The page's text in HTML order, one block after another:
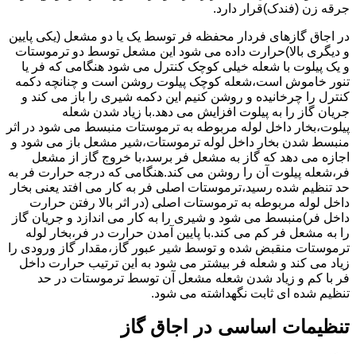
جرقه زن (فندک)قرار دارد.
در اجاق گازهای فردار محفظه فر توسط یک یا دو مشعل (یکی پایین
و دیگری بالا)حرارت داده می شود این مشعل توسط دو ترموستات
و یک پیلوت با شعله خیلی کوچک کنترل می شود هنگامی که فر یا
تنور خاموش است،شعله کوچک پیلوت روشن است و چنانچه دکمه
کنترل را چرخانیده و روشن کنیم این دکمه شیری را باز می کند و
جریان گاز را به پیلوت افزایش می دهد.با زیاد شدن شعله
پیلوت،بخار داخل لوله مربوطه به ترموستات منبسط می شود در اثر
منبسط شدن بخار داخل لوله ترموستات،شیر مشعل باز می شود و
اجازه می دهد که گاز به مشعل فر برسد،با خروج گاز از مشعل
فر،شعله پیلوت آن را روشن می کند.هنگامی که درجه حرارت فر به
حد تنظیم شده رسید،ترموستات اصلی فر به کار می افتد یعنی بخار
داخل لوله مربوطه به ترموستات اصلی (در اثر بالا رفتن حرارت
داخل فر)منبسط می شود و شیری را به کار می اندازد و جریان گاز
را به مشعل فر کم می کند.با پایین آمدن حرارت در فر،بخار لوله
ترموستات منقبض شده و توسط شیر عبور گاز،مقدار گاز ورودی را
زیاد می کند و شعله فر بیشتر می شود به این ترتیب حرارت داخل
فر با کم و زیاد شدن شعله مشعل آن توسط ترموستات در حد
تنظیم شده ای ثابت نگهداشته می شود.
تنظیمات اساسی در اجاق گاز